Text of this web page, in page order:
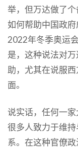
举，但万达做了
如何帮助中国政
2022年冬季奥运
是，这种说法对
助，尤其在说服
面。
说实话，任何一
很多人致力于维
系。在这种官僚